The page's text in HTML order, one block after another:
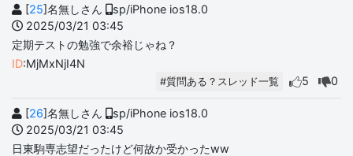
[25]名無しさん
sp/iPhone ios18.0
2025/03/21 03:45
定期テストの勉強で余裕じゃね？
ID:MjMxNjI4N
#質問ある？スレッド一覧 5 0
[26]名無しさん
sp/iPhone ios18.0
2025/03/21 03:45
日東駒専志望だったけど何故か受かったww